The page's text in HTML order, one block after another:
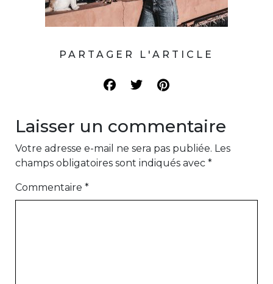
PARTAGER L'ARTICLE
Laisser un commentaire
Votre adresse e-mail ne sera pas publiée. Les
champs obligatoires sont indiqués avec *
Commentaire *